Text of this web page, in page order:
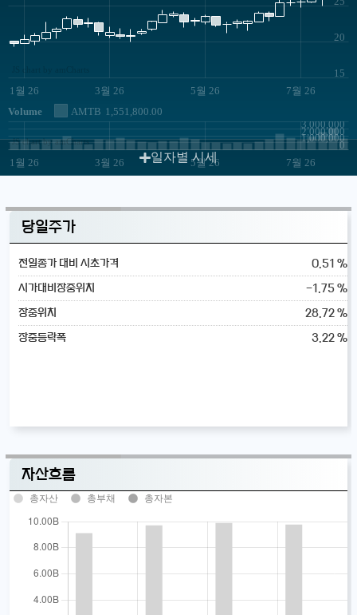
1월 26 3월 26 5월 26 7월 26
15
20
Volume AMTB 1,551,800.00
1월 26 3월 26 5월 26 7월 26
0
1,000,000
2,000,000
3,000,000
JS chart by amCharts
일자별 시세
당일주가
전일종가 대비 시초가격 0.51 %
시가대비장중위치 -1.75 %
장중위치 28.72 %
장중등락폭 3.22 %
자산흐름
총자산 총부채 총자본